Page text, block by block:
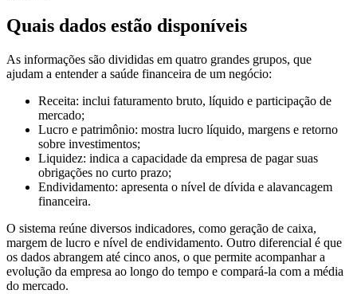
Quais dados estão disponíveis
As informações são divididas em quatro grandes grupos, que
ajudam a entender a saúde financeira de um negócio:
Receita: inclui faturamento bruto, líquido e participação de
mercado;
Lucro e patrimônio: mostra lucro líquido, margens e retorno
sobre investimentos;
Liquidez: indica a capacidade da empresa de pagar suas
obrigações no curto prazo;
Endividamento: apresenta o nível de dívida e alavancagem
financeira.
O sistema reúne diversos indicadores, como geração de caixa,
margem de lucro e nível de endividamento. Outro diferencial é que
os dados abrangem até cinco anos, o que permite acompanhar a
evolução da empresa ao longo do tempo e compará-la com a média
do mercado.